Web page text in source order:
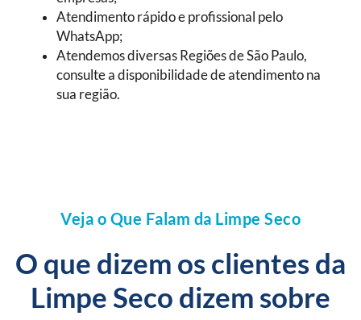
Atendimento rápido e profissional pelo
WhatsApp;
Atendemos diversas Regiões de São Paulo,
consulte a disponibilidade de atendimento na
sua região.
Veja o Que Falam da Limpe Seco
O que dizem os clientes da
Limpe Seco dizem sobre